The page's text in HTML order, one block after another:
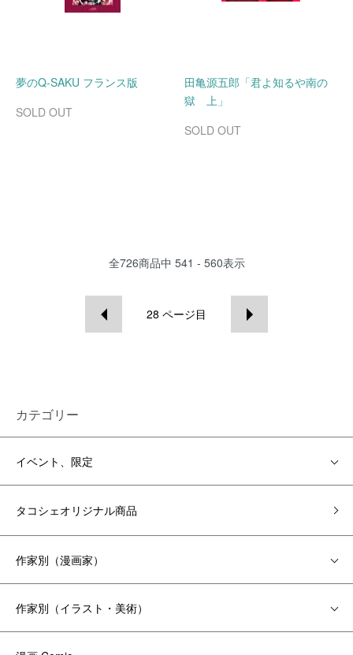
夢のQ-SAKU フランス版
SOLD OUT
田亀源五郎「君よ知るや南の
獄 上」
SOLD OUT
全726商品中 541 - 560表示
28 ページ目
カテゴリー
イベント、限定
タコシェオリジナル商品
作家別（漫画家）
作家別（イラスト・美術）